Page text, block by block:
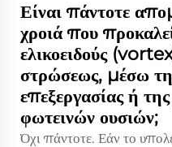
Είναι πάντοτε
χροιά που
ελικοειδούς
στρώσεως, μέσω
επεξεργασίας ή
φωτεινών ουσιών;
Όχι πάντοτε. Εάν το